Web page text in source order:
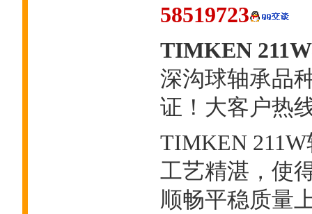
58519723
TIMKEN
深沟球轴承品
证！大客户热
TIMKEN
工艺精湛，使
顺畅平稳质量